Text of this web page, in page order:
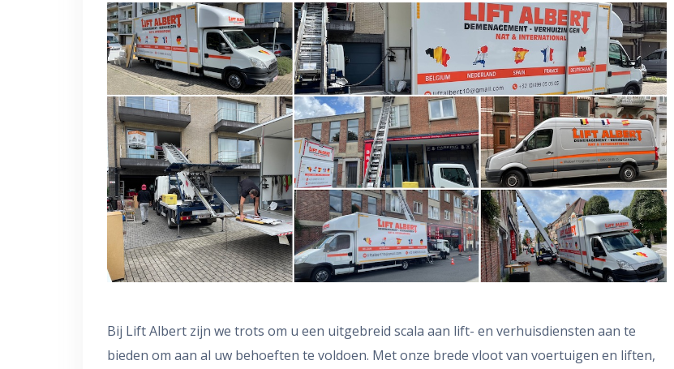
Bij Lift Albert zijn we trots om u een uitgebreid scala aan lift- en verhuisdiensten aan te
bieden om aan al uw behoeften te voldoen. Met onze brede vloot van voertuigen en liften,